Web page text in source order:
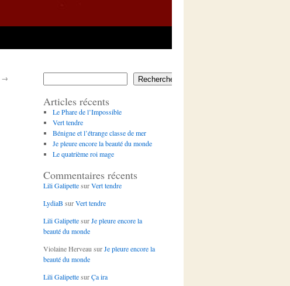
→ Rechercher
Articles récents
Le Phare de l’Impossible
Vert tendre
Bénigne et l’étrange classe de mer
Je pleure encore la beauté du monde
Le quatrième roi mage
Commentaires récents
Lili GalipettesurVert tendre
LydiaB surVert tendre
Lili GalipettesurJe pleure encore la
beauté du monde
Violaine Herveau surJe pleure encore la
beauté du monde
Lili GalipettesurÇa ira